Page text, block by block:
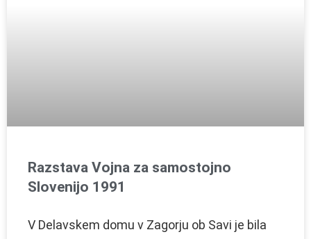
Razstava Vojna za samostojno
Slovenijo 1991
V Delavskem domu v Zagorju ob Savi je bila